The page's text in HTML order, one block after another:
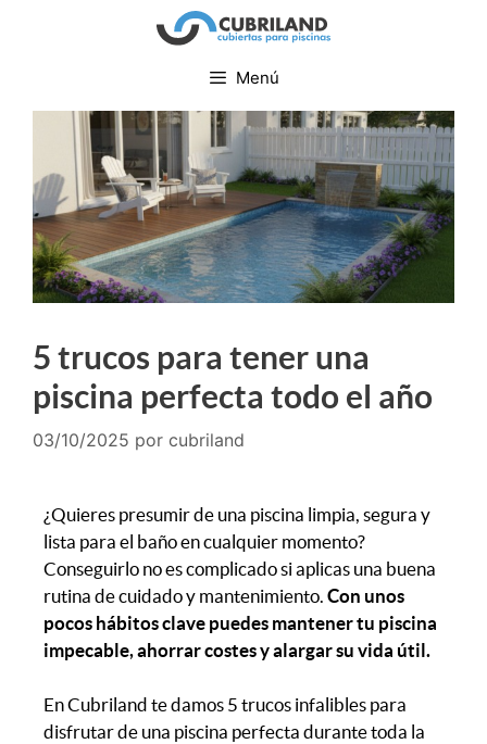
Menú
5 trucos para tener una
piscina perfecta todo el año
03/10/2025 por cubriland
¿Quieres presumir de una piscina limpia, segura y
lista para el baño en cualquier momento?
Conseguirlo no es complicado si aplicas una buena
rutina de cuidado y mantenimiento. Con unos
pocos hábitos clave puedes mantener tu piscina
impecable, ahorrar costes y alargar su vida útil.
En Cubriland te damos 5 trucos infalibles para
disfrutar de una piscina perfecta durante toda la